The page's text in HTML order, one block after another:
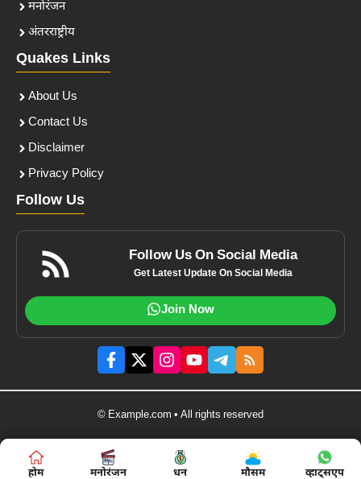
मनोरंजन
अंतरराष्ट्रीय
Quakes Links
About Us
Contact Us
Disclaimer
Privacy Policy
Follow Us
Follow Us On Social Media
Get Latest Update On Social Media
Join Now
© Example.com • All rights reserved
होम मनोरंजन बिज़नस शिक्षा व्हाट्सएप
होम मनोरंजन धन मौसम व्हाट्सएप